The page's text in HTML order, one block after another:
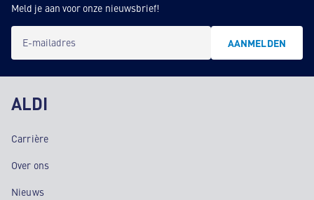
Meld je aan voor onze nieuwsbrief!
E-mailadres AANMELDEN
ALDI
Carrière
Over ons
Nieuws